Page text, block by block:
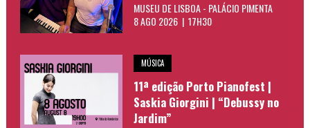
MUSEU DE LISBOA - PALÁCIO PIMENTA
8 AGO 2026 | 17H30
MÚSICA
11ª edição Porto Pianofest |
Saskia Giorgini | “Debussy no
Jardim”